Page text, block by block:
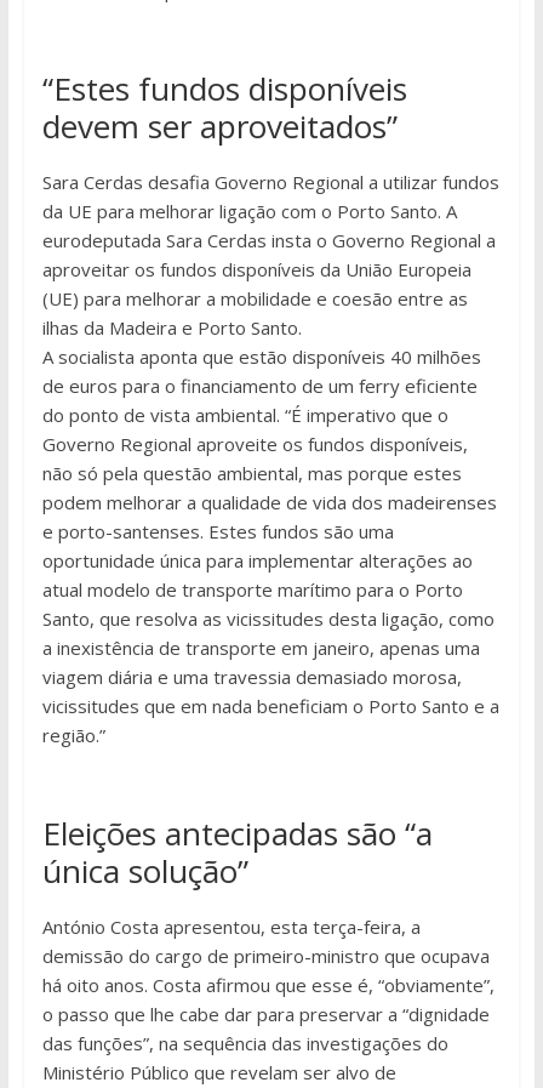
“Estes fundos disponíveis
devem ser aproveitados”
Sara Cerdas desafia Governo Regional a utilizar fundos
da UE para melhorar ligação com o Porto Santo. A
eurodeputada Sara Cerdas insta o Governo Regional a
aproveitar os fundos disponíveis da União Europeia
(UE) para melhorar a mobilidade e coesão entre as
ilhas da Madeira e Porto Santo.
A socialista aponta que estão disponíveis 40 milhões
de euros para o financiamento de um ferry eficiente
do ponto de vista ambiental. “É imperativo que o
Governo Regional aproveite os fundos disponíveis,
não só pela questão ambiental, mas porque estes
podem melhorar a qualidade de vida dos madeirenses
e porto-santenses. Estes fundos são uma
oportunidade única para implementar alterações ao
atual modelo de transporte marítimo para o Porto
Santo, que resolva as vicissitudes desta ligação, como
a inexistência de transporte em janeiro, apenas uma
viagem diária e uma travessia demasiado morosa,
vicissitudes que em nada beneficiam o Porto Santo e a
região.”
Eleições antecipadas são “a
única solução”
António Costa apresentou, esta terça-feira, a
demissão do cargo de primeiro-ministro que ocupava
há oito anos. Costa afirmou que esse é, “obviamente”,
o passo que lhe cabe dar para preservar a “dignidade
das funções”, na sequência das investigações do
Ministério Público que revelam ser alvo de